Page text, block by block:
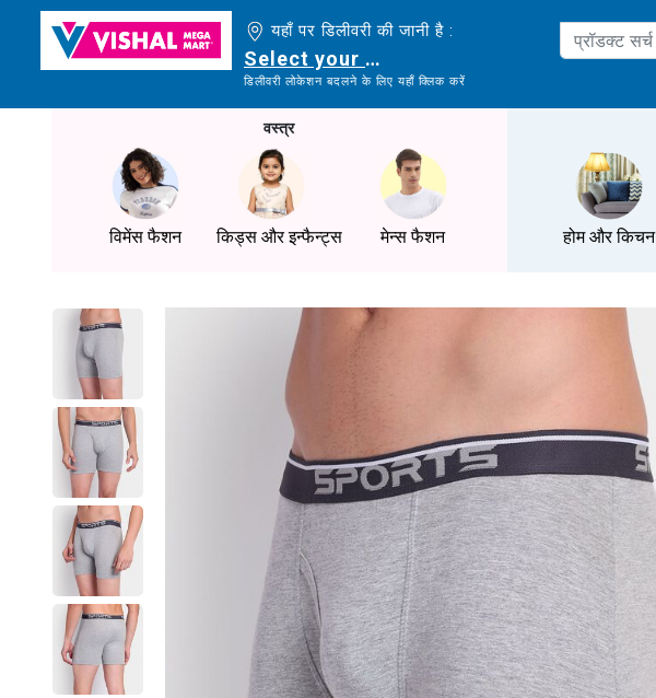
यहाँ पर डिलीवरी की जानी है :
Select your delivery location
डिलीवरी लोकेशन बदलने के लिए यहाँ क्लिक करें
वस्त्र
विमेंस फैशन किड्स और इन्फैन्ट्स मेन्स फैशन होम और किचन